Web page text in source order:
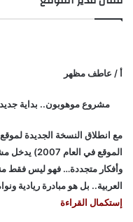
أ / عاطف مظهر
مشروع موهوبون.. بداية
مع انطلاق النسخة الجديدة
الموقع في
وأفكار متجددة… فهو ليس فقط
العربية.. بل هو مبادرة ريادية
إستكمال القراءة